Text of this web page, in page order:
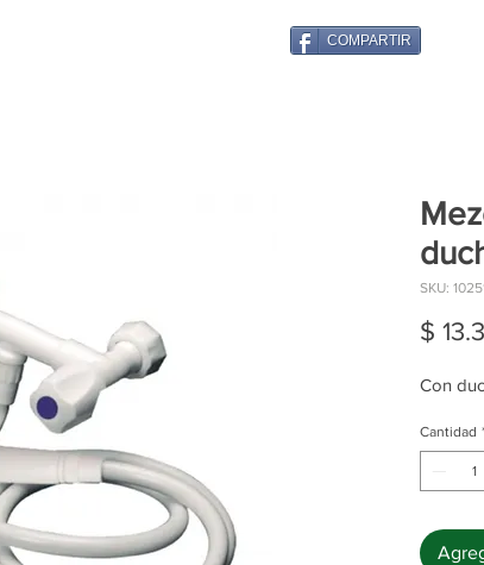
SKU:
$
Con
Cantidad
COMPARTIR